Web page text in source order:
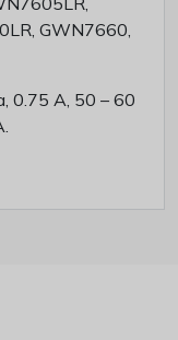
GWN7660,
0.75 A, 50 – 60